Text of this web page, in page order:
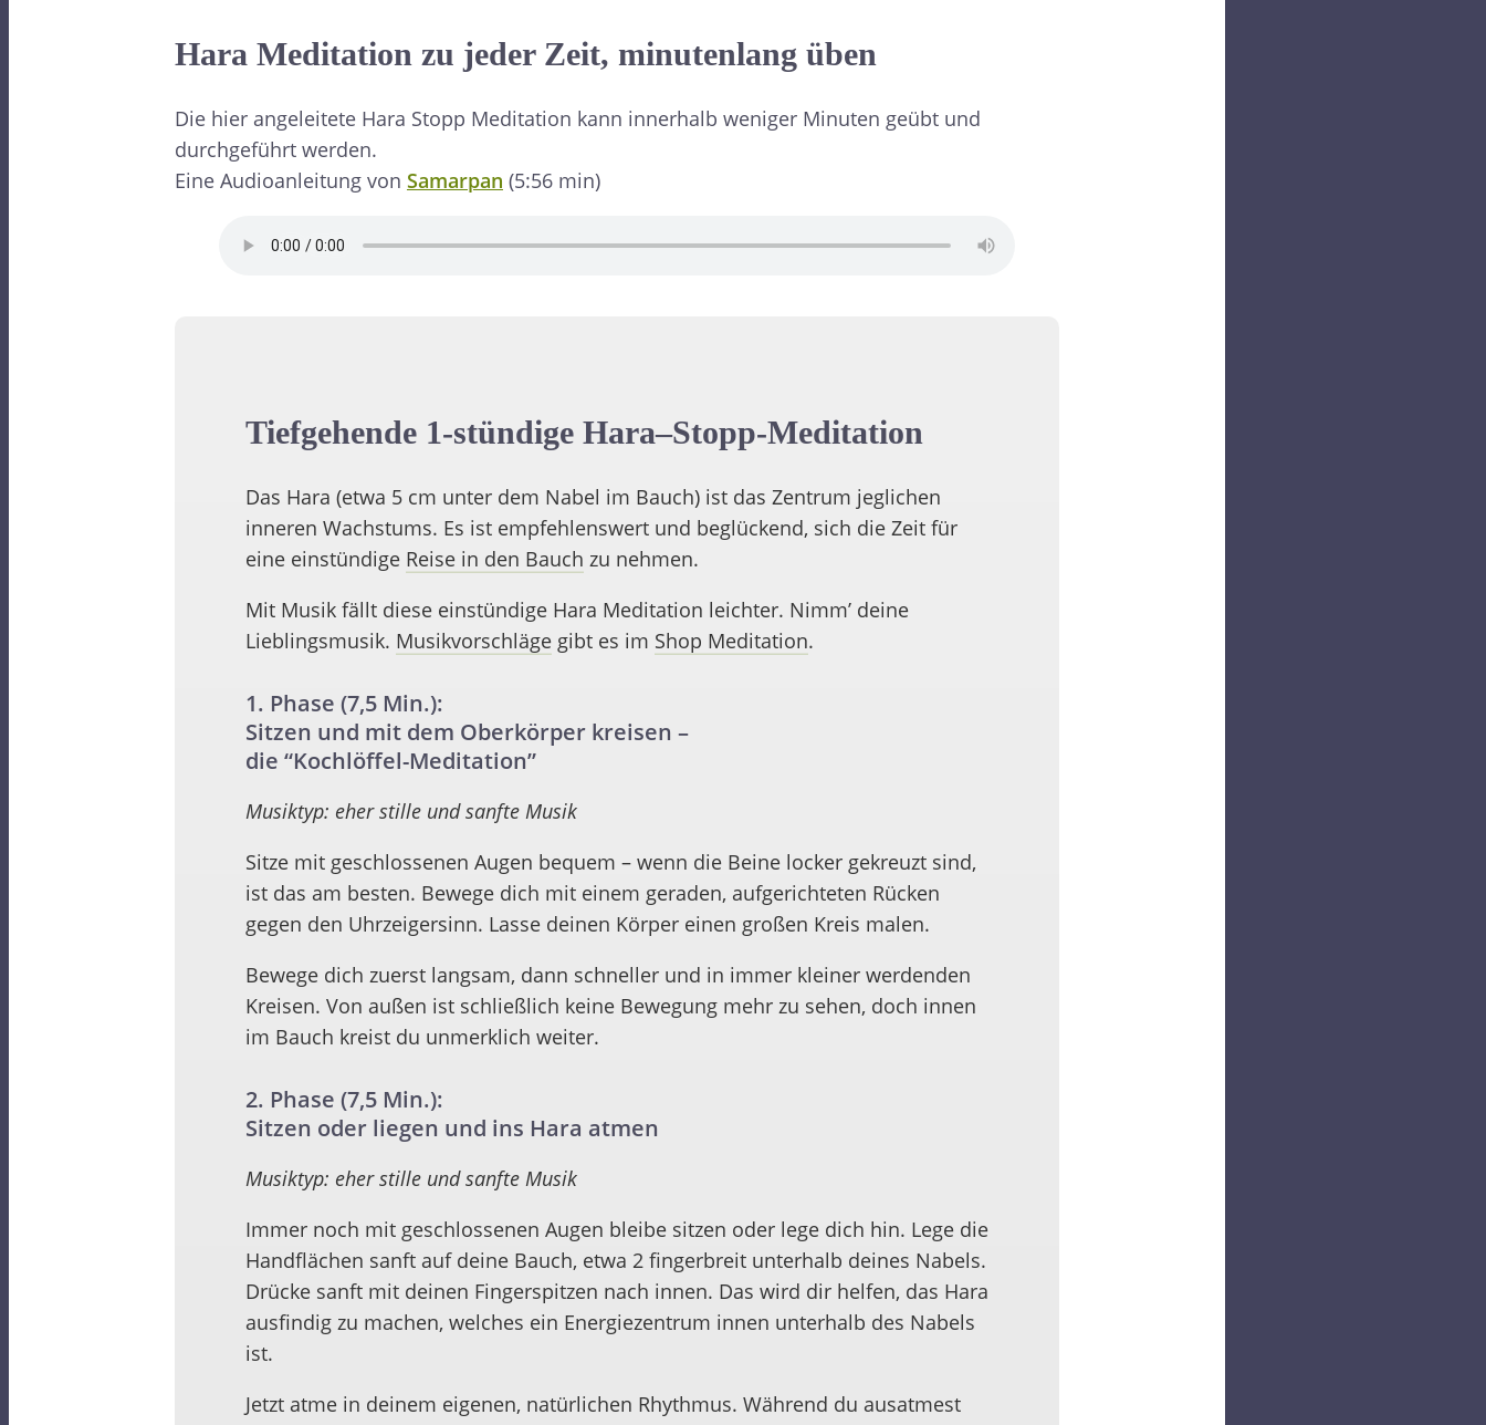
Hara Meditation zu jeder Zeit, minutenlang üben
Die hier angeleitete Hara Stopp Meditation kann innerhalb weniger Minuten geübt und
durchgeführt werden.
Eine Audioanleitung von Samarpan (5:56 min)
Tiefgehende 1-stündige Hara–Stopp-Meditation
Das Hara (etwa 5 cm unter dem Nabel im Bauch) ist das Zentrum jeglichen
inneren Wachstums. Es ist empfehlenswert und beglückend, sich die Zeit für
eine einstündige Reise in den Bauch zu nehmen.
Mit Musik fällt diese einstündige Hara Meditation leichter. Nimm’ deine
Lieblingsmusik. Musikvorschläge gibt es im Shop Meditation.
1. Phase (7,5 Min.):
Sitzen und mit dem Oberkörper kreisen –
die “Kochlöffel-Meditation”
Musiktyp: eher stille und sanfte Musik
Sitze mit geschlossenen Augen bequem – wenn die Beine locker gekreuzt sind,
ist das am besten. Bewege dich mit einem geraden, aufgerichteten Rücken
gegen den Uhrzeigersinn. Lasse deinen Körper einen großen Kreis malen.
Bewege dich zuerst langsam, dann schneller und in immer kleiner werdenden
Kreisen. Von außen ist schließlich keine Bewegung mehr zu sehen, doch innen
im Bauch kreist du unmerklich weiter.
2. Phase (7,5 Min.):
Sitzen oder liegen und ins Hara atmen
Musiktyp: eher stille und sanfte Musik
Immer noch mit geschlossenen Augen bleibe sitzen oder lege dich hin. Lege die
Handflächen sanft auf deine Bauch, etwa 2 fingerbreit unterhalb deines Nabels.
Drücke sanft mit deinen Fingerspitzen nach innen. Das wird dir helfen, das Hara
ausfindig zu machen, welches ein Energiezentrum innen unterhalb des Nabels
ist.
Jetzt atme in deinem eigenen, natürlichen Rhythmus. Während du ausatmest